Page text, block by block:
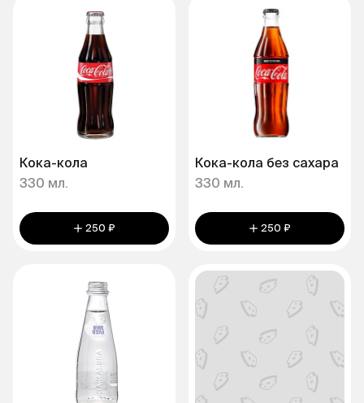
Кока-кола
330 мл.
250 ₽
Кока-кола без сахара
330 мл.
250 ₽